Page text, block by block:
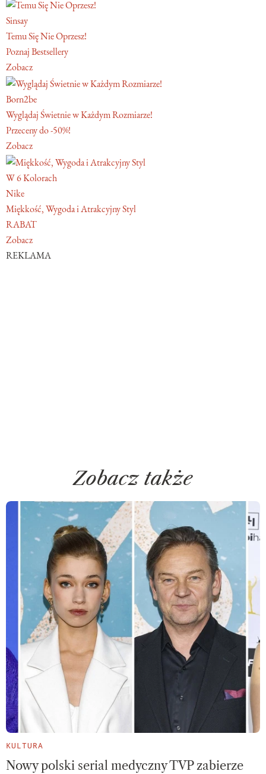
Sinsay
Temu Się Nie Oprzesz!
Poznaj Bestsellery
Zobacz
Born2be
Wyglądaj Świetnie w Każdym Rozmiarze!
Przeceny do -50%!
Zobacz
W 6 Kolorach
Nike
Miękkość, Wygoda i Atrakcyjny Styl
RABAT
Zobacz
REKLAMA
Zobacz także
KULTURA
Nowy polski serial medyczny TVP zabierze